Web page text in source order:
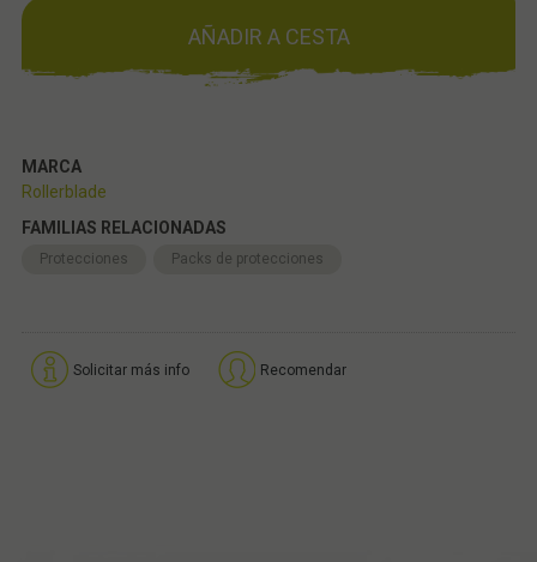
AÑADIR A CESTA
MARCA
Rollerblade
FAMILIAS RELACIONADAS
Protecciones Packs de protecciones
Solicitar más info Recomendar